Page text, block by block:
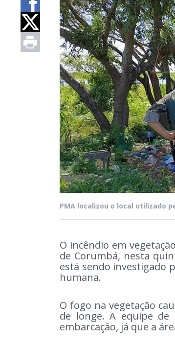
PMA localizou o local utilizado
O incêndio em
de Corumbá, nesta
está sendo investigado
humana.
O fogo na vegetação
de longe. A equipe de
embarcação, já que a